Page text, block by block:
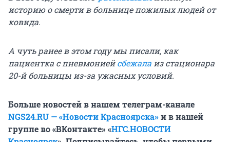
историю о смерти в больнице пожилых людей от
ковида.
А чуть ранее в этом году мы писали, как
пациентка с пневмониейсбежала из стационара
20-й больницы из-за ужасных условий.
Больше новостей в нашем телеграм-канале
NGS24.RU — «Новости Красноярска»и в нашей
группе во «ВКонтакте» «НГС.НОВОСТИ